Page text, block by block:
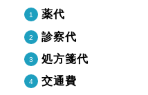
薬代
診察代
処方箋代
交通費